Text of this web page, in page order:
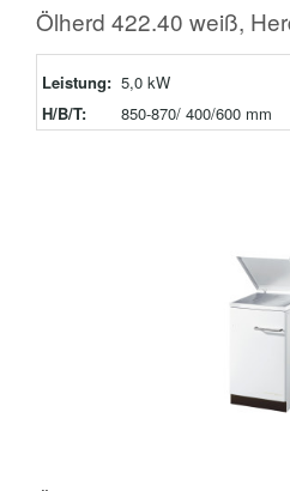
Ölherd 422.40 weiß,
Leistung: 5,0 kW
H/B/T:
850-870/ 400/600 mm